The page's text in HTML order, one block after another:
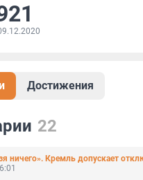
Достижения
22